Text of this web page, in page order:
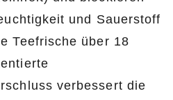
und Sauerstoff
Teefrische über 18
verbessert die